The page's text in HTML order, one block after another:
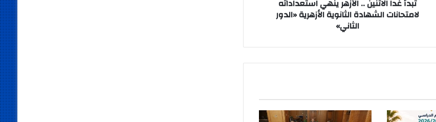
الأزهرية
تبدأ غدا الاثنين .. الأزهر ينهي استعداداته
لامتحانات الشهادة الثانوية الأزهرية «الدور
الثاني»